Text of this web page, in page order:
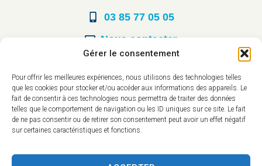
Gérer le consentement
Pour offrir les meilleures expériences, nous utilisons des technologies telles
que les cookies pour stocker et/ou accéder aux informations des appareils. Le
fait de consentir à ces technologies nous permettra de traiter des données
telles que le comportement de navigation ou les ID uniques sur ce site. Le fait
de ne pas consentir ou de retirer son consentement peut avoir un effet négatif
sur certaines caractéristiques et fonctions.
03 85 77 05 05
Nous contacter
Du lundi au vendredi :
8h30 à 12h00